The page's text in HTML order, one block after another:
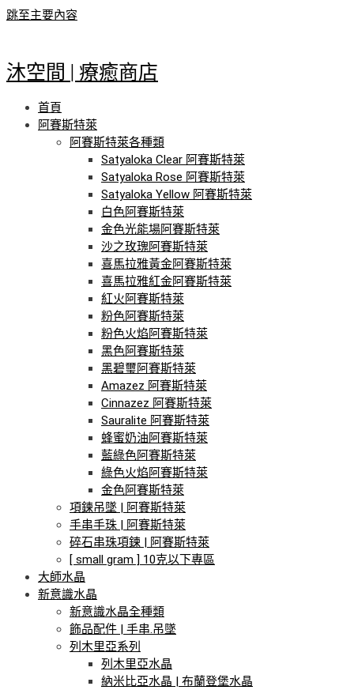
跳至主要內容
沐空間 | 療癒商店
首頁
阿賽斯特萊
阿賽斯特萊各種類
Satyaloka Clear 阿賽斯特萊
Satyaloka Rose 阿賽斯特萊
Satyaloka Yellow 阿賽斯特萊
白色阿賽斯特萊
金色光能場阿賽斯特萊
沙之玫瑰阿賽斯特萊
喜馬拉雅黃金阿賽斯特萊
喜馬拉雅紅金阿賽斯特萊
紅火阿賽斯特萊
粉色阿賽斯特萊
粉色火焰阿賽斯特萊
黑色阿賽斯特萊
黑碧璽阿賽斯特萊
Amazez 阿賽斯特萊
Cinnazez 阿賽斯特萊
Sauralite 阿賽斯特萊
蜂蜜奶油阿賽斯特萊
藍綠色阿賽斯特萊
綠色火焰阿賽斯特萊
金色阿賽斯特萊
項鍊吊墜 | 阿賽斯特萊
手串手珠 | 阿賽斯特萊
碎石串珠項鍊 | 阿賽斯特萊
[ small gram ] 10克以下專區
大師水晶
新意識水晶
新意識水晶全種類
飾品配件 | 手串.吊墜
列木里亞系列
列木里亞水晶
納米比亞水晶 | 布蘭登堡水晶